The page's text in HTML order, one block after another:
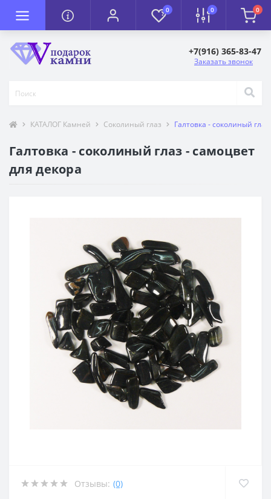
0 0 0
+7(916) 365-83-47
Заказать звонок
КАТАЛОГ Камней Соколиный глаз Галтовка - соколиный
Галтовка - соколиный глаз - самоцвет
для декора
Отзывы: (0)